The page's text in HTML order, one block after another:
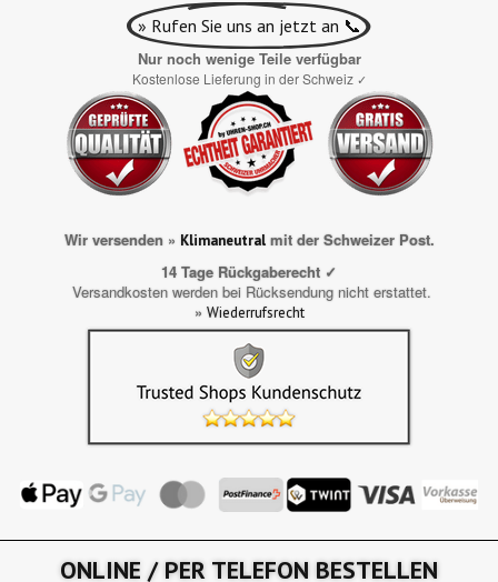
» Rufen Sie uns an jetzt an 📞
Nur noch wenige Teile verfügbar
Kostenlose Lieferung in der Schweiz ✓
Wir versenden » Klimaneutralmit der Schweizer Post.
14 Tage Rückgaberecht ✓
Versandkosten werden bei Rücksendung nicht erstattet.
» Wiederrufsrecht
ONLINE / PER TELEFON BESTELLEN